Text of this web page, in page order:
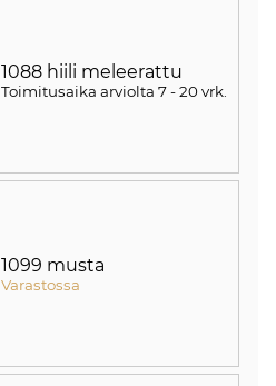
1088 hiili meleerattu
Toimitusaika arviolta 7 - 20 vrk
1099 musta
Varastossa